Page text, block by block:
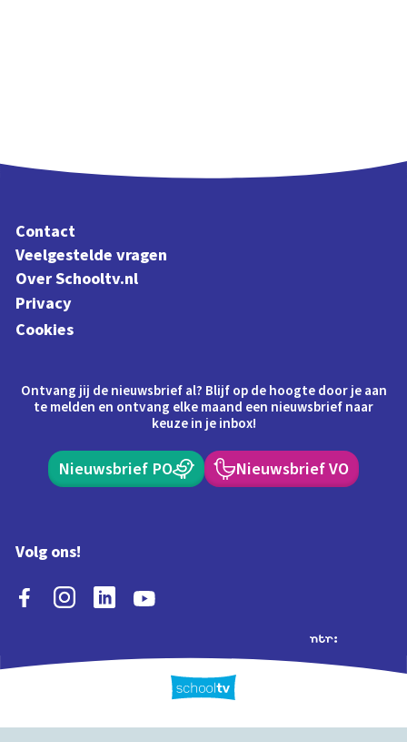
Contact
Veelgestelde vragen
Over Schooltv.nl
Privacy
Cookies
Ontvang jij de nieuwsbrief al? Blijf op de hoogte door je aan
te melden en ontvang elke maand een nieuwsbrief naar
keuze in je inbox!
Nieuwsbrief PO Nieuwsbrief VO
Volg ons!